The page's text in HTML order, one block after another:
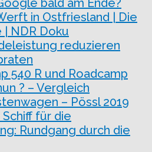
bald am Ende?
in Ostfriesland | Die
NDR Doku
reduzieren
540 R und Roadcamp
? – Vergleich
– Pössl 2019
Schiff für die
Rundgang durch die